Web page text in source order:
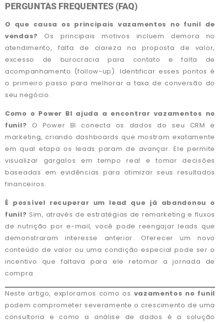
PERGUNTAS FREQUENTES (FAQ)
O que causa os principais vazamentos no funil de
vendas? Os principais motivos incluem demora no
atendimento, falta de clareza na proposta de valor,
excesso de burocracia para contato e falta de
acompanhamento (follow-up). Identificar esses pontos é
o primeiro passo para melhorar a taxa de conversão do
seu negócio.
Como o Power BI ajuda a encontrar vazamentos no
funil? O Power BI conecta os dados do seu CRM e
marketing, criando dashboards que mostram exatamente
em qual etapa os leads param de avançar. Ele permite
visualizar gargalos em tempo real e tomar decisões
baseadas em evidências para otimizar seus resultados
financeiros.
É possível recuperar um lead que já abandonou o
funil? Sim, através de estratégias de remarketing e fluxos
de nutrição por e-mail, você pode reengajar leads que
demonstraram interesse anterior. Oferecer um novo
conteúdo de valor ou uma condição especial pode ser o
incentivo que faltava para ele retomar a jornada de
compra.
Neste artigo, exploramos como os vazamentos no funil
podem comprometer severamente o crescimento de uma
consultoria e como a análise de dados é a solução